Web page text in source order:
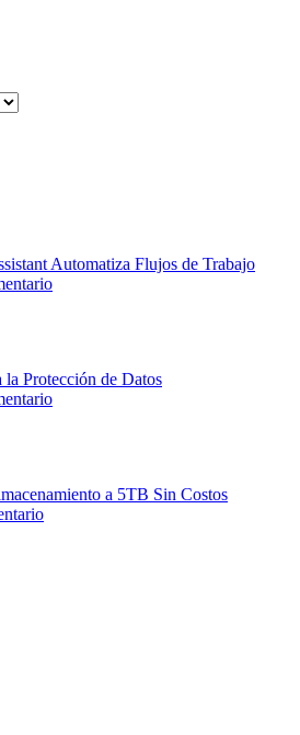
Automatiza Flujos de Trabajo
Protección de Datos
a 5TB Sin Costos